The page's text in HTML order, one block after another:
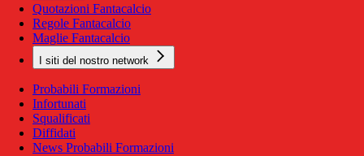
Quotazioni Fantacalcio
Regole Fantacalcio
Maglie Fantacalcio
I siti del nostro network
Probabili Formazioni
Infortunati
Squalificati
Diffidati
News Probabili Formazioni